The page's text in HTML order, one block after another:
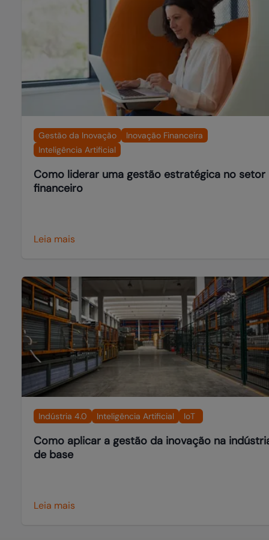
Gestão da Inovação
Inovação Financeira
Inteligência Artificial
Como liderar uma gestão estratégica no setor
financeiro
Leia mais
Indústria 4.0 Inteligência Artificial IoT
Como aplicar a gestão da inovação na
de base
Leia mais